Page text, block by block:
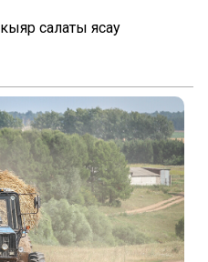
салаты ясау